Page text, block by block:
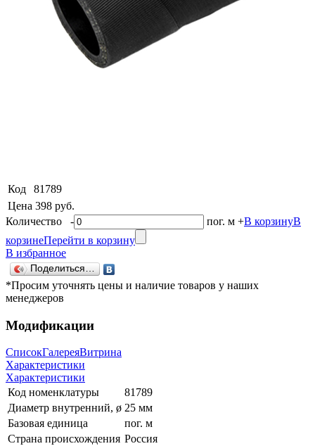
Код
81789
Цена 398 руб.
Количество - пог. м +В корзинуВ
корзинеПерейти в корзину
В избранное
Поделиться…
*Просим уточнять цены и наличие товаров у наших
менеджеров
Модификации
СписокГалереяВитрина
Характеристики
Характеристики
Код номенклатуры
81789
Диаметр внутренний, ø 25 мм
Базовая единица
пог. м
Страна происхождения Россия